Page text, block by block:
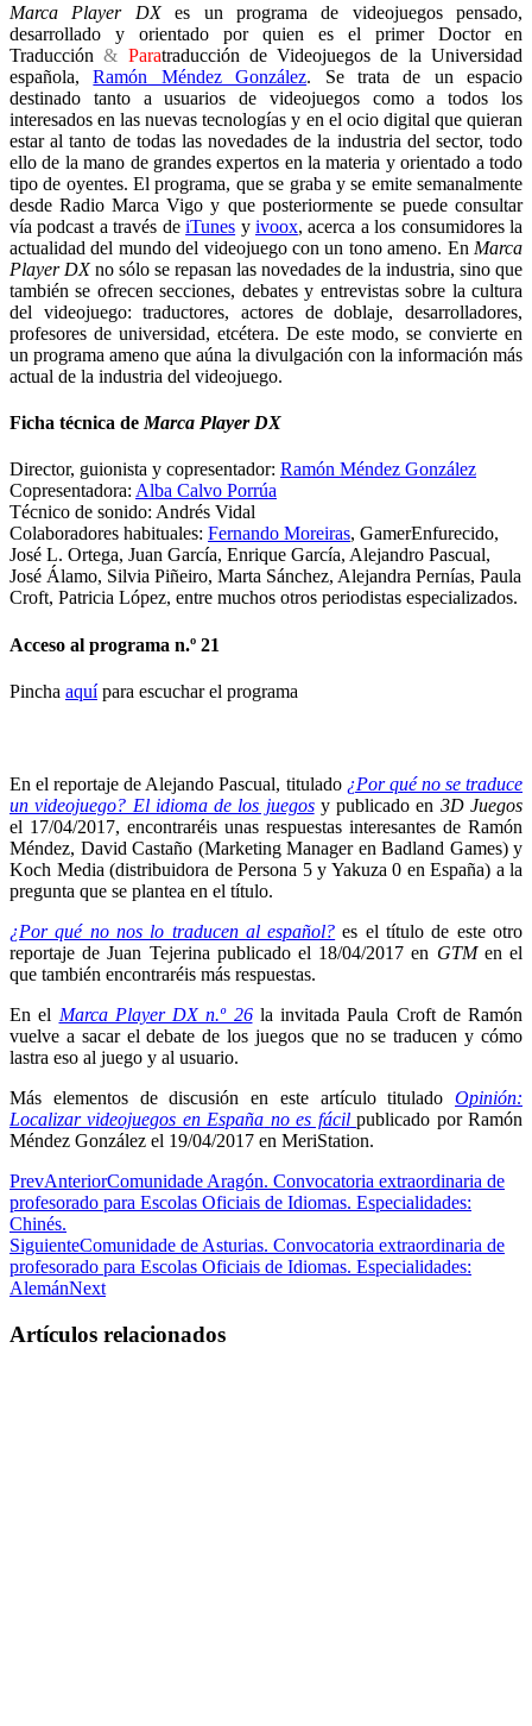
Marca Player DXes un programa de videojuegos pensado,
desarrollado y orientado por quien es el primer Doctor en
Traducción& Paratraducción de Videojuegos de la Universidad
española,Ramón Méndez González. Se trata de un espacio
destinado tanto a usuarios de videojuegos como a todos los
interesados en las nuevas tecnologías y en el ocio digital que quieran
estar al tanto de todas las novedades de la industria del sector, todo
ello de la mano de grandes expertos en la materia y orientado a todo
tipo de oyentes. El programa, que se graba y se emite semanalmente
desde Radio Marca Vigo y que posteriormente se puede consultar
vía podcast a través deiTunes y ivoox, acerca a los consumidores la
actualidad del mundo del videojuego con un tono ameno. En Marca
Player DXno sólo se repasan las novedades de la industria, sino que
también se ofrecen secciones, debates y entrevistas sobre la cultura
del videojuego: traductores, actores de doblaje, desarrolladores,
profesores de universidad, etcétera. De este modo, se convierte en
un programa ameno que aúna la divulgación con la información más
actual de la industria del videojuego.
Ficha técnica de Marca Player DX
Director, guionista y copresentador: Ramón Méndez González
Copresentadora: Alba Calvo Porrúa
Técnico de sonido: Andrés Vidal
Colaboradores habituales: Fernando Moreiras, GamerEnfurecido,
José L. Ortega, Juan García, Enrique García, Alejandro Pascual,
José Álamo, Silvia Piñeiro, Marta Sánchez, Alejandra Pernías, Paula
Croft, Patricia López, entre muchos otros periodistas especializados.
Acceso al programa n.º 21
Pincha aquípara escuchar el programa
En el reportaje de Alejando Pascual, titulado ¿Por qué no se traduce
un videojuego? El idioma de los juegosy publicado en 3D Juegos
el 17/04/2017, encontraréis unas respuestas interesantes de Ramón
Méndez, David Castaño (Marketing Manager en Badland Games) y
Koch Media (distribuidora de Persona 5 y Yakuza 0 en España) a la
pregunta que se plantea en el título.
¿Por qué no nos lo traducen al español? es el título de este otro
reportaje de Juan Tejerina publicado el 18/04/2017 en GTMen el
que también encontraréis más respuestas.
En el Marca Player DX n.º 26la invitada Paula Croft de Ramón
vuelve a sacar el debate de los juegos que no se traducen y cómo
lastra eso al juego y al usuario.
Más elementos de discusión en este artículo titulado Opinión:
Localizar videojuegos en España no es fácil publicado por Ramón
Méndez González el 19/04/2017 en MeriStation.
PrevAnteriorComunidade Aragón. Convocatoria extraordinaria de
profesorado para Escolas Oficiais de Idiomas. Especialidades:
Chinés.
SiguienteComunidade de Asturias. Convocatoria extraordinaria de
profesorado para Escolas Oficiais de Idiomas. Especialidades:
AlemánNext
Artículos relacionados